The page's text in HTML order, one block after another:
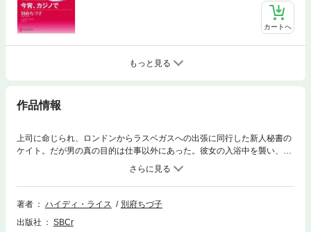
カートへ
もっと見る
作品情報
上司に命じられ、ロンドンからラスベガスへの出張に同行した新人秘書の
ケイト。だが男の真の目的は仕事以外にあった。彼女の入浴中を襲い、強
引に関係を迫ったのだ。ケイトは必死に抵抗し難を逃れたものの、バスタ
オル１枚でホテルの廊下に閉めだされてしまった。この騒ぎを聞きつけや
って来たホテルのオーナー、ザック・ブードロー。彼は裸同然のケイトに
冷淡な眼差しをくべ言った。「君が売春婦かどうかは問わないでやる。だ
著者 ハイディ・ライス
別府ちづ子
出版社
SBCr